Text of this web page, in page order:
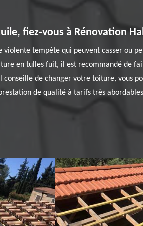
fiez-vous à Rénovation
tempête qui peuvent casser ou
en tulles fuit, il est recommandé de
de changer votre toiture, vous
de qualité à tarifs très